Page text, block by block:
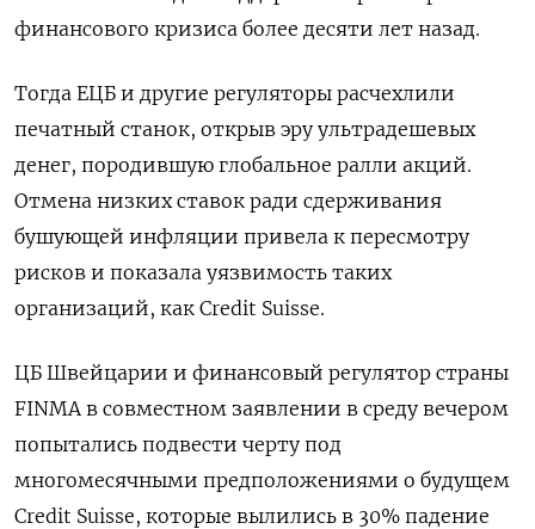
финансового кризиса более десяти лет назад.
Тогда ЕЦБ и другие регуляторы расчехлили
печатный станок, открыв эру ультрадешевых
денег, породившую глобальное ралли акций.
Отмена низких ставок ради сдерживания
бушующей инфляции привела к пересмотру
рисков и показала уязвимость таких
организаций, как Credit Suisse.
ЦБ Швейцарии и финансовый регулятор страны
FINMA в совместном заявлении в среду вечером
попытались подвести черту под
многомесячными предположениями о будущем
Credit Suisse, которые вылились в 30% падение